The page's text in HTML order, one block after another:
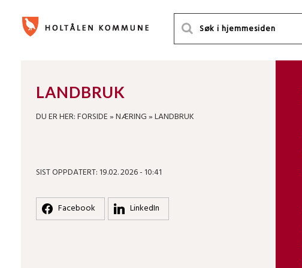
LANDBRUK
DU ER HER:FORSIDE»NÆRING»LANDBRUK
SIST OPPDATERT: 19.02. 2026 - 10:41
Facebook LinkedIn